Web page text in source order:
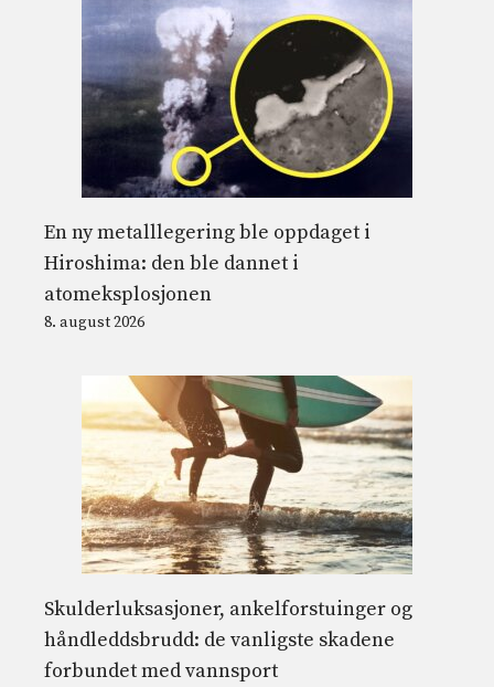
En ny metalllegering ble oppdaget i
Hiroshima: den ble dannet i
atomeksplosjonen
8. august 2026
Skulderluksasjoner, ankelforstuinger og
håndleddsbrudd: de vanligste skadene
forbundet med vannsport